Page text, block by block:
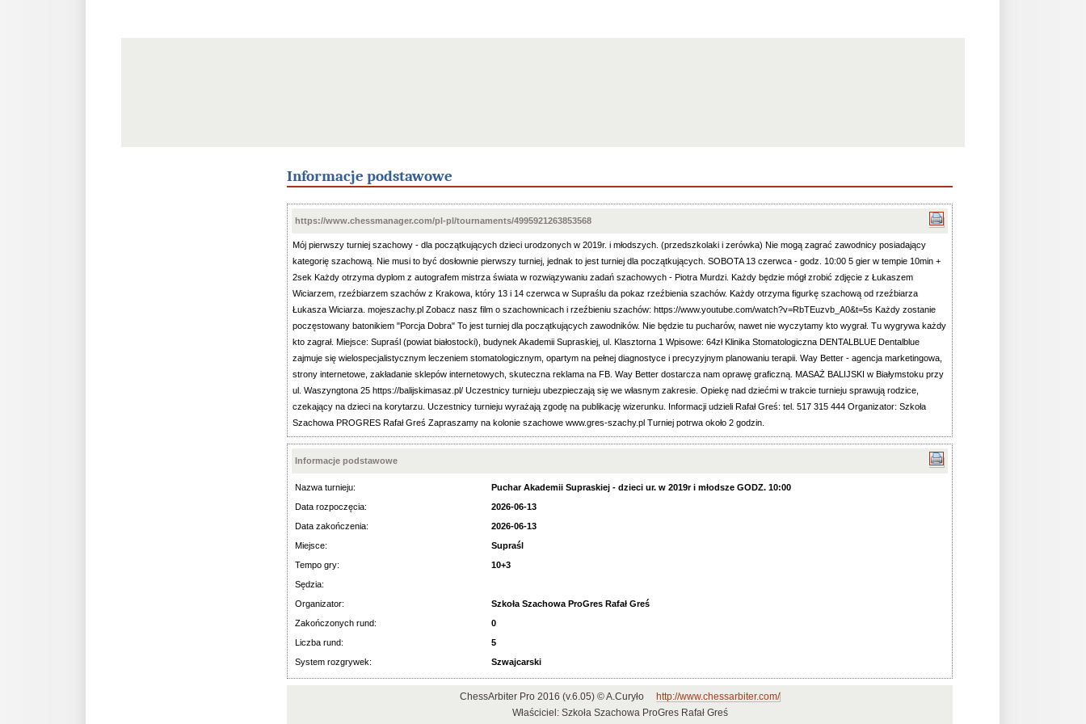
Informacje podstawowe
https://www.chessmanager.com/pl-pl/tournaments/4995921263853568
Mój pierwszy turniej szachowy - dla początkujących dzieci urodzonych w 2019r. i młodszych. (przedszkolaki i zerówka) Nie mogą zagrać zawodnicy posiadający
kategorię szachową. Nie musi to być dosłownie pierwszy turniej, jednak to jest turniej dla początkujących. SOBOTA 13 czerwca - godz. 10:00 5 gier w tempie 10min +
2sek Każdy otrzyma dyplom z autografem mistrza świata w rozwiązywaniu zadań szachowych - Piotra Murdzi. Każdy będzie mógł zrobić zdjęcie z Łukaszem
Wiciarzem, rzeźbiarzem szachów z Krakowa, który 13 i 14 czerwca w Supraślu da pokaz rzeźbienia szachów. Każdy otrzyma figurkę szachową od rzeźbiarza
Łukasza Wiciarza. mojeszachy.pl Zobacz nasz film o szachownicach i rzeźbieniu szachów: https://www.youtube.com/watch?v=RbTEuzvb_A0&t=5s Każdy zostanie
poczęstowany batonikiem "Porcja Dobra" To jest turniej dla początkujących zawodników. Nie będzie tu pucharów, nawet nie wyczytamy kto wygrał. Tu wygrywa każdy
kto zagrał. Miejsce: Supraśl (powiat białostocki), budynek Akademii Supraskiej, ul. Klasztorna 1 Wpisowe: 64zł Klinika Stomatologiczna DENTALBLUE Dentalblue
zajmuje się wielospecjalistycznym leczeniem stomatologicznym, opartym na pełnej diagnostyce i precyzyjnym planowaniu terapii. Way Better - agencja marketingowa,
strony internetowe, zakładanie sklepów internetowych, skuteczna reklama na FB. Way Better dostarcza nam oprawę graficzną. MASAŻ BALIJSKI w Białymstoku przy
ul. Waszyngtona 25 https://balijskimasaz.pl/ Uczestnicy turnieju ubezpieczają się we własnym zakresie. Opiekę nad dziećmi w trakcie turnieju sprawują rodzice,
czekający na dzieci na korytarzu. Uczestnicy turnieju wyrażają zgodę na publikację wizerunku. Informacji udzieli Rafał Greś: tel. 517 315 444 Organizator: Szkoła
Szachowa PROGRES Rafał Greś Zapraszamy na kolonie szachowe www.gres-szachy.pl Turniej potrwa około 2 godzin.
Informacje podstawowe
Nazwa turnieju:
Puchar Akademii Supraskiej - dzieci ur. w 2019r i młodsze GODZ. 10:00
Data rozpoczęcia:
2026-06-13
Data zakończenia:
2026-06-13
Miejsce:
Supraśl
Tempo gry:
10+3
Sędzia:
Organizator:
Szkoła Szachowa ProGres Rafał Greś
Zakończonych rund:
0
Liczba rund:
5
System rozgrywek:
Szwajcarski
ChessArbiter Pro 2016 (v.6.05) © A.Curyło
http://www.chessarbiter.com/
Właściciel: Szkoła Szachowa ProGres Rafał Greś